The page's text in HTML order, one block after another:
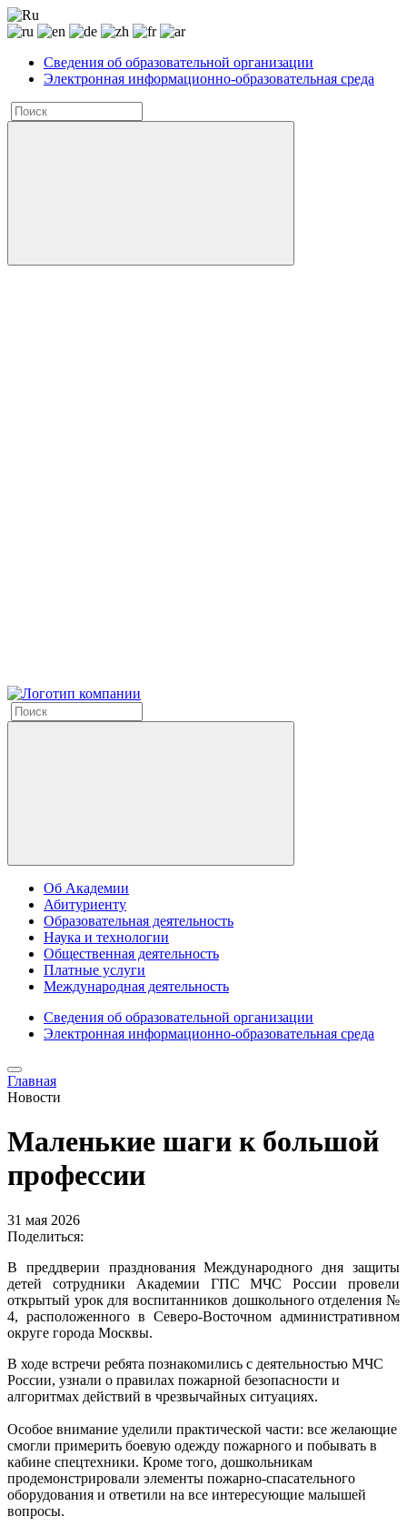
Сведения об образовательной организации
Электронная информационно-образовательная среда
Об Академии
Абитуриенту
Образовательная деятельность
Наука и технологии
Общественная деятельность
Платные услуги
Международная деятельность
Сведения об образовательной организации
Электронная информационно-образовательная среда
Главная
Новости
Маленькие шаги к большой
профессии
31 мая 2026
Поделиться:
В преддверии празднования Международного дня защиты
детей сотрудники Академии ГПС МЧС России провели
открытый урок для воспитанников дошкольного отделения №
4, расположенного в Северо-Восточном административном
округе города Москвы.
В ходе встречи ребята познакомились с деятельностью МЧС
России, узнали о правилах пожарной безопасности и
алгоритмах действий в чрезвычайных ситуациях.
Особое внимание уделили практической части: все желающие
смогли примерить боевую одежду пожарного и побывать в
кабине спецтехники. Кроме того, дошкольникам
продемонстрировали элементы пожарно-спасательного
оборудования и ответили на все интересующие малышей
вопросы.